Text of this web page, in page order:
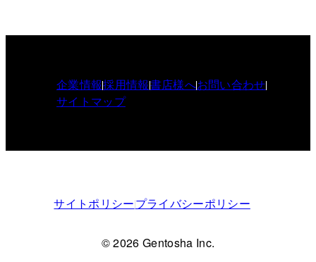
企業情報採用情報書店様へお問い合わせ
サイトマップ
サイトポリシープライバシーポリシー
© 2026 Gentosha Inc.